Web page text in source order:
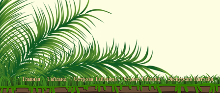
Главная Тайланд Острова Тайланда Отдых Тайланд Экскурсии Паттайя